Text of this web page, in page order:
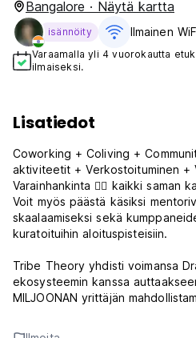
Bangalore · Näytä kartta
isännöity Ilmainen
Varaamalla yli 4 vuorokautta
ilmaiseksi.
Lisatiedot
Coworking + Coliving +
aktiviteetit + Verkostoituminen +
Varainhankinta 👉🏼 kaikki saman
Voit myös päästä käsiksi
skaalaamiseksi sekä
kuratoituihin aloituspisteisiin.
Tribe Theory yhdisti voimansa
ekosysteemin kanssa
MILJOONAN yrittäjän